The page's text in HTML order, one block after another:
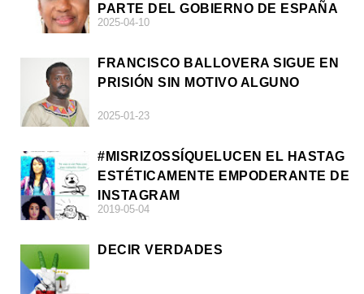
PARTE DEL GOBIERNO DE ESPAÑA
2025-04-10
FRANCISCO BALLOVERA SIGUE EN
PRISIÓN SIN MOTIVO ALGUNO
2025-01-23
#MISRIZOSSÍQUELUCEN EL HASTAG
ESTÉTICAMENTE EMPODERANTE DE
INSTAGRAM
2019-05-04
DECIR VERDADES